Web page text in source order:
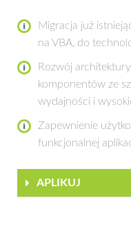
Migracja już
na VBA, do
Rozwój
komponentów ze
wydajności i
Zapewnienie
funkcjonalnej
APLIKUJ